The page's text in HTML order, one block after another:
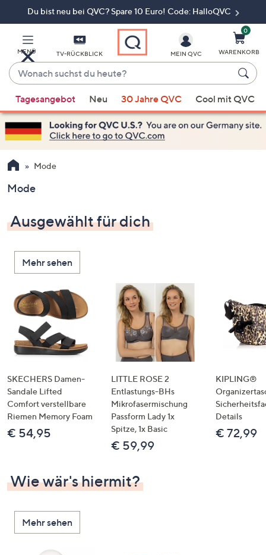
Du bist neu bei QVC? Spare 10 Euro! Code: HalloQVC
MENÜ TV-RÜCKBLICK
Wonach
suchst
du
heute?
Vorschläge
verfügbar
sind,
verwenden
Sie
Pfeiltasten
oben
und
nach
unten
oder
wischen
Sie
Touch-
Geräten
links
bzw.
rechts,
um
diese
MEIN QVC
0
WARENKORB
Tagesangebot Neu 30 Jahre QVC Cool mit QVC
Mode
Mode
Ausgewählt für dich
Mehr sehen
SKECHERS Damen-
Sandale Lifted
Comfort verstellbare
Riemen Memory Foam
€ 54,95
LITTLE ROSE 2
Entlastungs-BHs
Mikrofasermischung
Passform Lady 1x
Spitze, 1x Basic
€ 59,99
KIPLING®
Details
€ 72,99
Wie wär's hiermit?
Mehr sehen